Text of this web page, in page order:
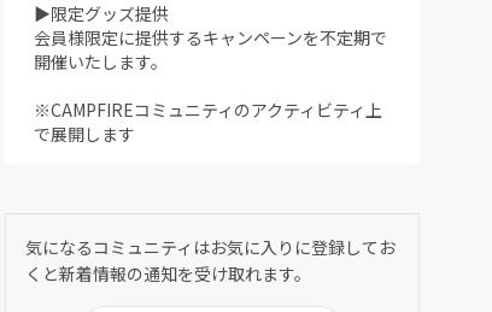
▶限定グッズ提供
会員様限定に提供するキャンペーンを不定期で
開催いたします。
※CAMPFIREコミュニティのアクティビティ上
で展開します
気になるコミュニティはお気に入りに登録してお
くと新着情報の通知を受け取れます。